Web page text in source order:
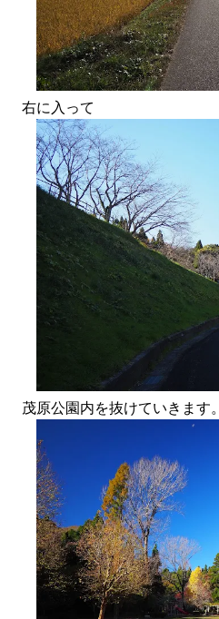
右に入って
茂原公園内を抜けていきます。